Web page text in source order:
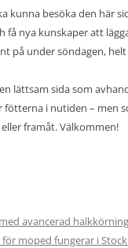
kunna besöka den här
få nya kunskaper att
på under söndagen,
lättsam sida som
fötterna i nutiden – men
framåt. Välkommen!
avancerad
moped fungerar i